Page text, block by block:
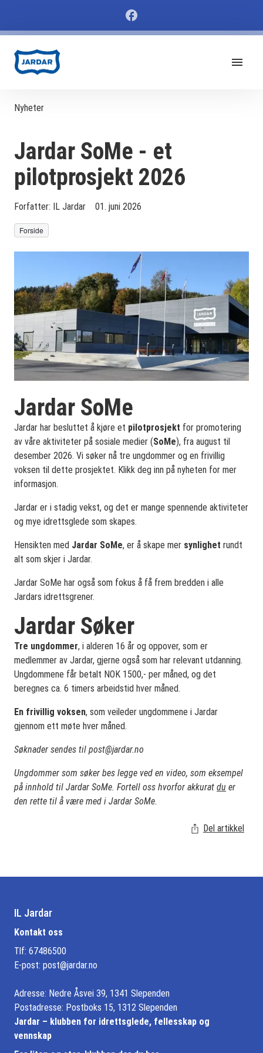
Nyheter
Jardar SoMe - et
pilotprosjekt 2026
Forfatter: IL Jardar 01. juni 2026
Forside
Jardar SoMe
Jardar har besluttet å kjøre et pilotprosjekt for promotering
av våre aktiviteter på sosiale medier (SoMe), fra august til
desember 2026. Vi søker nå tre ungdommer og en frivillig
voksen til dette prosjektet. Klikk deg inn på nyheten for mer
informasjon.
Jardar er i stadig vekst, og det er mange spennende aktiviteter
og mye idrettsglede som skapes.
Hensikten med Jardar SoMe, er å skape mer synlighet rundt
alt som skjer i Jardar.
Jardar SoMe har også som fokus å få frem bredden i alle
Jardars idrettsgrener.
Jardar Søker
Tre ungdommer, i alderen 16 år og oppover, som er
medlemmer av Jardar, gjerne også som har relevant utdanning.
Ungdommene får betalt NOK 1500,- per måned, og det
beregnes ca. 6 timers arbeidstid hver måned.
En frivillig voksen, som veileder ungdommene i Jardar
gjennom ett møte hver måned.
Søknader sendes til post@jardar.no
Ungdommer som søker bes legge ved en video, som eksempel
på innhold til Jardar SoMe. Fortell oss hvorfor akkurat du er
den rette til å være med i Jardar SoMe.
Del artikkel
IL Jardar
Kontakt oss
Tlf: 67486500
E-post: post@jardar.no
Adresse: Nedre Åsvei 39, 1341 Slependen
Postadresse: Postboks 15, 1312 Slependen
Jardar – klubben for idrettsglede, fellesskap og
vennskap